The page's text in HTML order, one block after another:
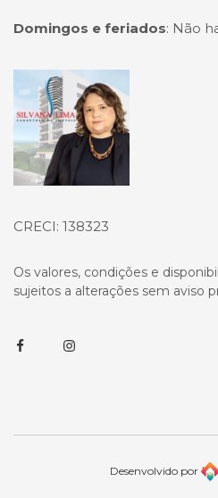
Domingos e feriados: Não
Página inicial
CRECI: 138323
Os valores, condições e
sujeitos a alterações sem aviso
FacebookInstagram
Desenvolvido por